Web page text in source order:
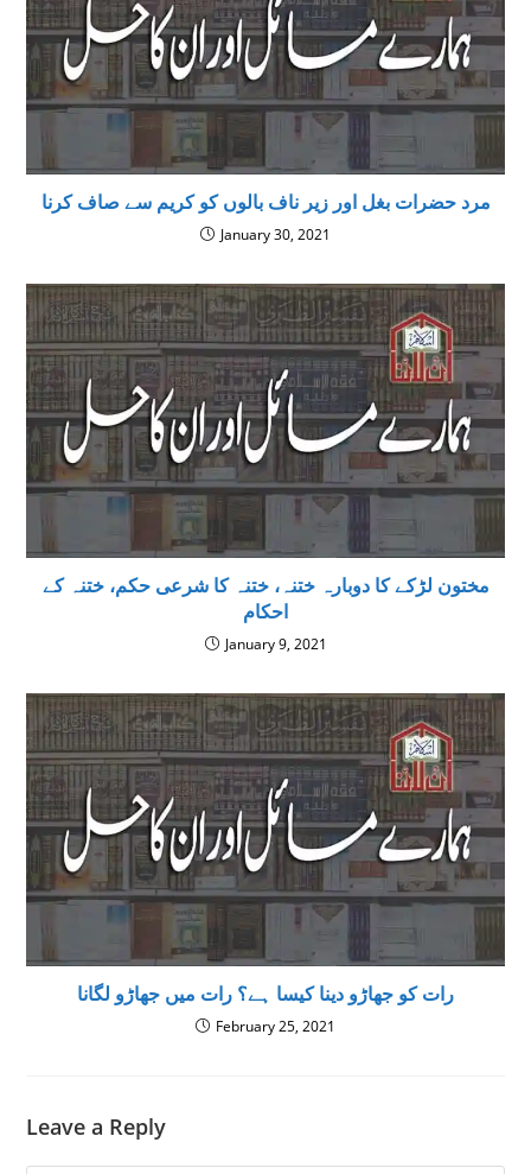
مرد حضرات بغل اور زیر ناف بالوں کو کریم سے صاف کرنا
January 30, 2021
مختون لڑکے کا دوبارہ ختنہ، ختنہ کا شرعی حکم، ختنہ کے
احکام
January 9, 2021
رات کو جھاڑو دینا کیسا ہے؟ رات میں جھاڑو لگانا
February 25, 2021
Leave a Reply